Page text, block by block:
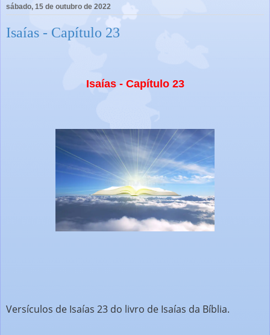
sábado, 15 de outubro de 2022
Isaías - Capítulo 23
Isaías - Capítulo 23
Versículos de Isaías 23 do livro de Isaías da Bíblia.